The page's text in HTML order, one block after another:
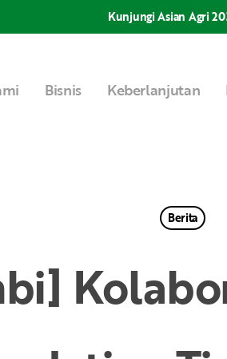
Kunjungi Asian Agri
Bisnis Keberlanjutan
Berita